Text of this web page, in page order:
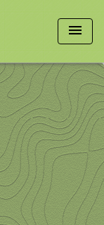
menu